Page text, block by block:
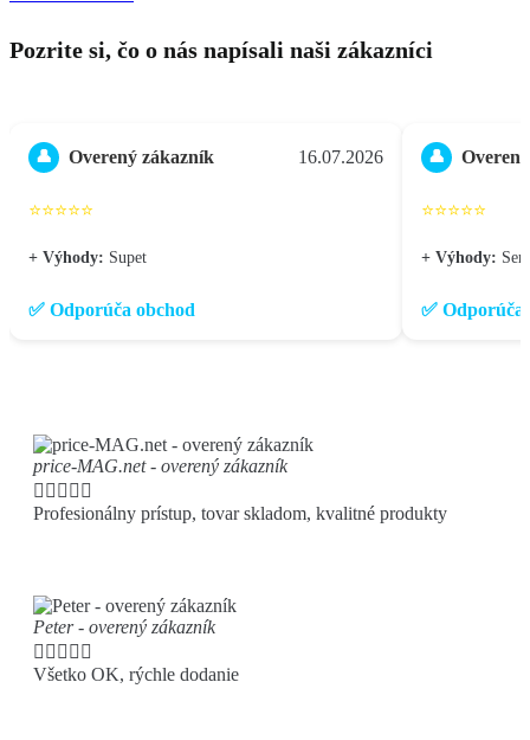
Pozrite si, čo o nás napísali naši zákazníci
👤 Overený zákazník 16.07.2026
⭐⭐⭐⭐⭐
+ Výhody: Supet
✅ Odporúča obchod
👤
⭐⭐⭐⭐⭐
+ Výhody:
✅ Odporúča
price-MAG.net - overený zákazník
    
Profesionálny prístup, tovar skladom, kvalitné produkty
Peter - overený zákazník
    
Všetko OK, rýchle dodanie